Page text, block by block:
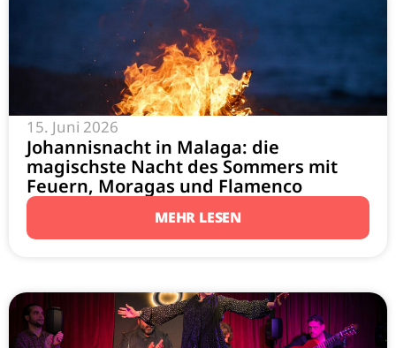
15. Juni 2026
Johannisnacht in Malaga: die
magischste Nacht des Sommers mit
Feuern, Moragas und Flamenco
MEHR LESEN